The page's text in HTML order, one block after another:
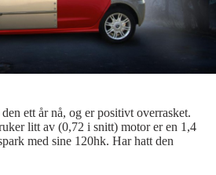
ett år nå, og er positivt overrasket.
litt av (0,72 i snitt) motor er en 1,4
med sine 120hk. Har hatt den